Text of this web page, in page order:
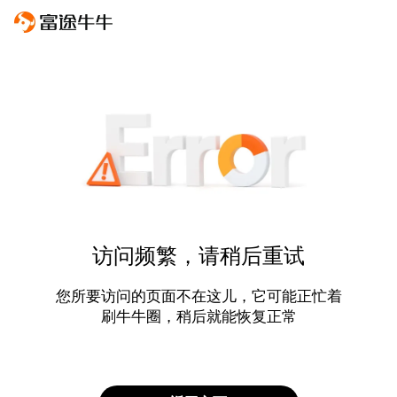
访问频繁，请稍后重试
您所要访问的页面不在这儿，它可能正忙着
刷牛牛圈，稍后就能恢复正常